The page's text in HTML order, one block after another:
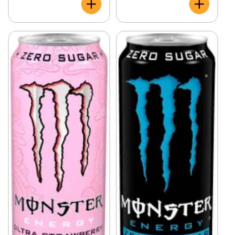
favoritband kan besöka din hemstad. Vi firar med våra
fans och åkare genom att arrangera fester och göra
diggar våra fans som rockar Monster-loggan – på
hattar, skjortor, cyklar, lastbilar eller till och med på sig
själva. Monster är mycket mer än en energidryck.
Monster är... EN LIVSSTIL I EN BURK
Unleash The Beast!